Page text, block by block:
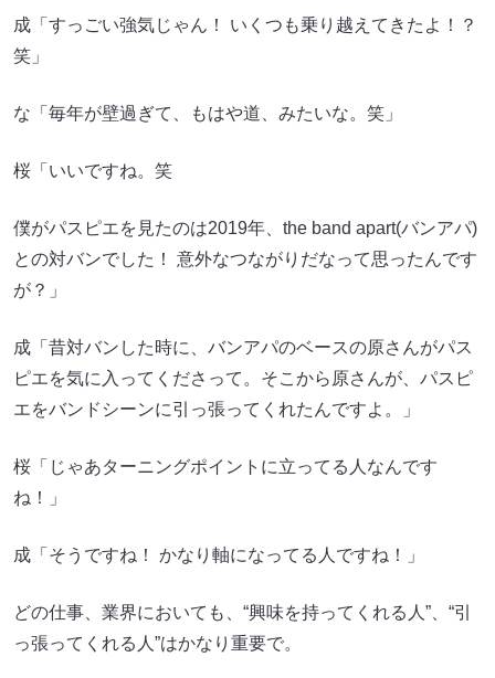
成「すっごい強気じゃん！ いくつも乗り越えてきたよ！？
笑」
な「毎年が壁過ぎて、もはや道、みたいな。笑」
桜「いいですね。笑
僕がパスピエを見たのは2019年、the band apart(バンアパ)
との対バンでした！ 意外なつながりだなって思ったんです
が？」
成「昔対バンした時に、バンアパのベースの原さんがパス
ピエを気に入ってくださって。そこから原さんが、パスピ
エをバンドシーンに引っ張ってくれたんですよ。」
桜「じゃあターニングポイントに立ってる人なんです
ね！」
成「そうですね！ かなり軸になってる人ですね！」
どの仕事、業界においても、“興味を持ってくれる人”、“引
っ張ってくれる人”はかなり重要で。